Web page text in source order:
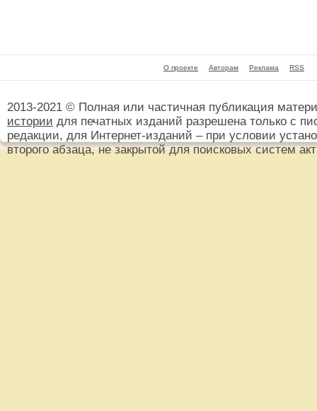
О проекте Авторам Реклама RSS
2013-2021 © Полная или частичная публикация
истории для печатных изданий разрешена только с
редакции, для Интернет-изданий – при условии
второго абзаца, не закрытой для поисковых систем